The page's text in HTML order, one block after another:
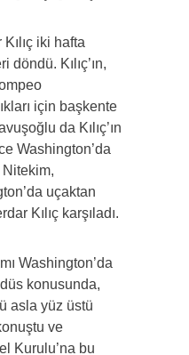
iki hafta
döndü. Kılıç’ın,
için başkente
da Kılıç’ın
Washington’da
Nitekim,
uçaktan
Kılıç karşıladı.
Washington’da
konusunda,
asla yüz üstü
ve
Kurulu’na bu